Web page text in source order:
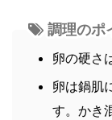
調理のポ
卵の硬さ
卵は鍋肌
す。かき